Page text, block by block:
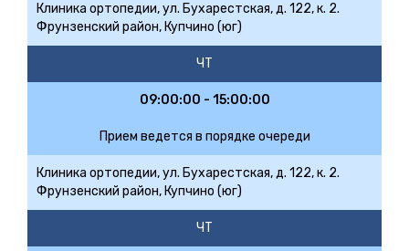
Клиника ортопедии, ул. Бухарестская, д. 122, к. 2.
Фрунзенский район, Купчино (юг)
ЧТ
09:00:00 - 15:00:00
Прием ведется в порядке очереди
Клиника ортопедии, ул. Бухарестская, д. 122, к. 2.
Фрунзенский район, Купчино (юг)
ЧТ